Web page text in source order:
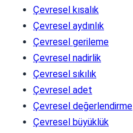
Çevresel kısalık
Çevresel aydınlık
Çevresel gerileme
Çevresel nadirlik
Çevresel sıkılık
Çevresel adet
Çevresel değerlendirme
Çevresel büyüklük